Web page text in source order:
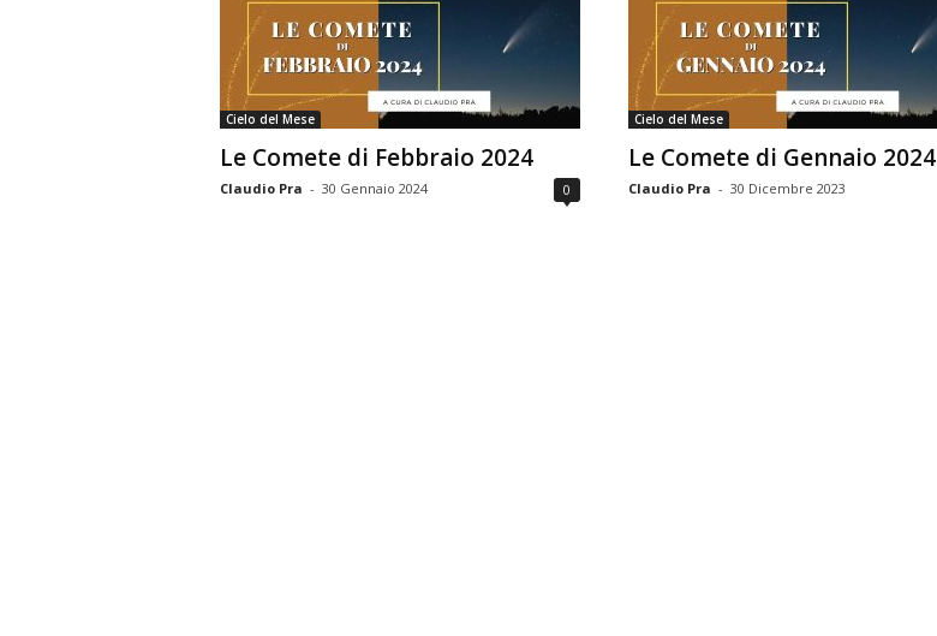
m
i
a
Cielo del Mese
Le Comete di Febbraio 2024
Claudio Pra - 30 Gennaio 2024 0
Cielo del Mese
Le Comete di Gennaio 2024
Claudio Pra - 30 Dicembre 2023